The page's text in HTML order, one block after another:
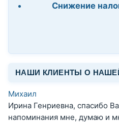
Снижение
НАШИ КЛИЕНТЫ О
Михаил
Ирина Генриевна, спасибо
напоминания мне, думаю и